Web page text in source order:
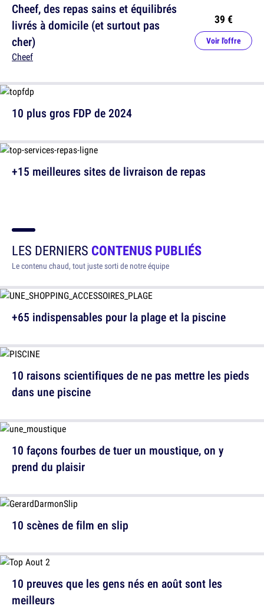
Cheef, des repas sains et équilibrés
livrés à domicile (et surtout pas
cher)
Cheef
39 €
Voir l'offre
+15 meilleures sites de livraison de repas
10 plus gros FDP de 2024
LES DERNIERS CONTENUS PUBLIÉS
Le contenu chaud, tout juste sorti de notre équipe
+65 indispensables pour la plage et la piscine
10 façons fourbes de tuer un moustique, on y
prend du plaisir
10 preuves que les gens nés en août sont les
meilleurs
10 raisons scientifiques de ne pas mettre les pieds
dans une piscine
10 scènes de film en slip